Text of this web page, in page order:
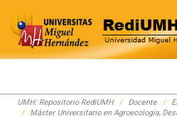
Skip
navigation
UMH: Repositorio RediUMH Docente
Máster Universitario en Agroecología,